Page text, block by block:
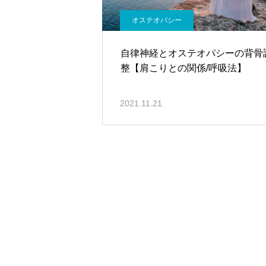
オステオパシー
自律神経とオステオパシーの背骨
整【肩こりとの関係/呼吸法】
2021.11.21